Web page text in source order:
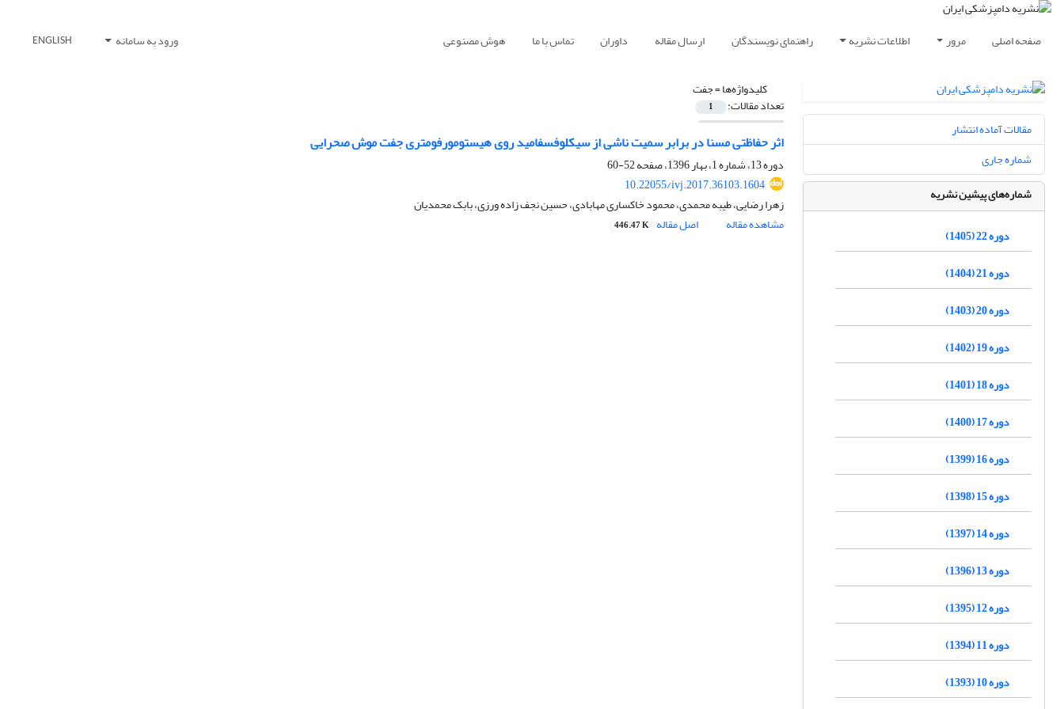
صفحه اصلی مرور اطلاعات نشریه راهنمای نویسندگان ارسال مقاله داوران تماس با ما هوش مصنوعی ورود به سامانه ENGLISH
کلیدواژه‌ها =جفت
تعداد مقالات: 1
اثر حفاظتی مسنا در برابر سمیت ناشی از سیکلوفسفامید روی هیستومورفومتری جفت موش صحرایی
دوره 13، شماره 1، بهار 1396، صفحه
52-60
10.22055/ivj.2017.36103.1604
زهرا رضایی، طیبه محمدی، محمود خاکساری مهابادی، حسین نجف زاده ورزی، بابک محمدیان
مشاهده مقاله
اصل مقاله 446.47 K
مقالات آماده انتشار
شماره جاری
شماره‌های پیشین نشریه
دوره 22 (1405)
دوره 21 (1404)
دوره 20 (1403)
دوره 19 (1402)
دوره 18 (1401)
دوره 17 (1400)
دوره 16 (1399)
دوره 15 (1398)
دوره 14 (1397)
دوره 13 (1396)
دوره 12 (1395)
دوره 11 (1394)
دوره 10 (1393)